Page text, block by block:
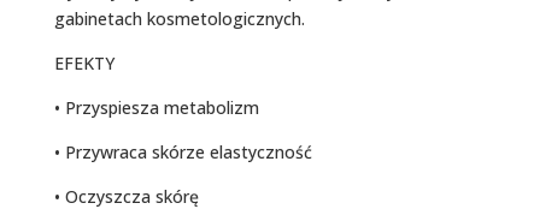
gabinetach kosmetologicznych.
EFEKTY
• Przyspiesza metabolizm
• Przywraca skórze elastyczność
• Oczyszcza skórę